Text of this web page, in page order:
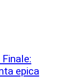
epica